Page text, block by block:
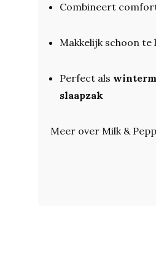
Combineert
Makkelijk schoon te
Perfect als
slaapzak
Meer over Milk &